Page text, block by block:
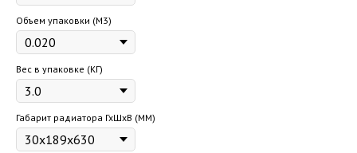
Объем упаковки (М3)
Вес в упаковке (КГ)
Габарит радиатора ГхШхВ (ММ)